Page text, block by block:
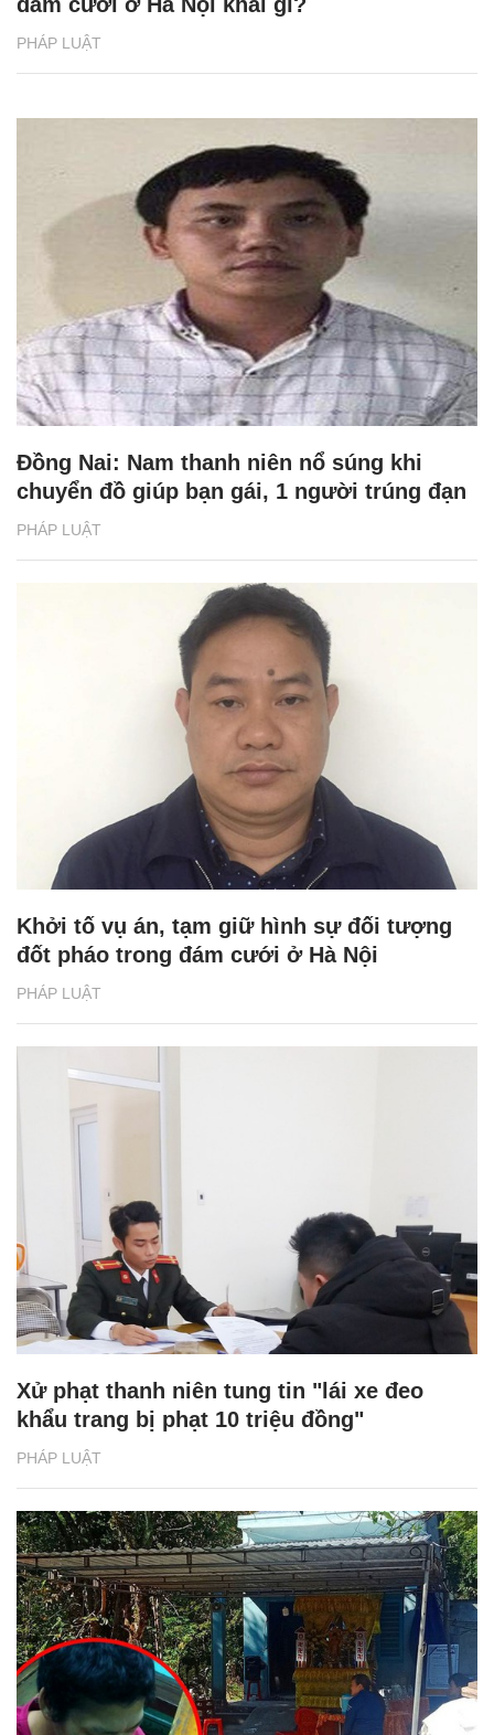
PHÁP LUẬT
PHÁP LUẬT
Đồng Nai: Nam thanh niên nổ súng khi
chuyển đồ giúp bạn gái, 1 người trúng đạn
PHÁP LUẬT
Khởi tố vụ án, tạm giữ hình sự đối tượng
đốt pháo trong đám cưới ở Hà Nội
PHÁP LUẬT
Xử phạt thanh niên tung tin "lái xe đeo
khẩu trang bị phạt 10 triệu đồng"